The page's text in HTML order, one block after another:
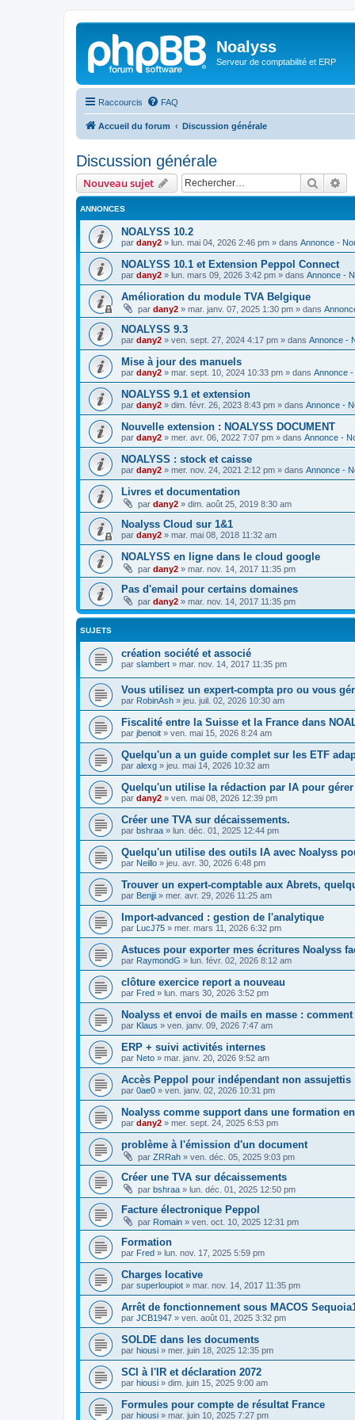
Noalyss
Serveur de comptabilité et ERP
Raccourcis FAQ
Accueil du forum Discussion générale
Discussion générale
Nouveau sujet
ANNONCES
NOALYSS 10.2
par dany2 » lun. mai 04, 2026 2:46 pm » dans Annonce -
NOALYSS 10.1 et Extension Peppol Connect
par dany2 » lun. mars 09, 2026 3:42 pm » dans Annonce -
Amélioration du module TVA Belgique
par dany2 » mar. janv. 07, 2025 1:30 pm » dans
NOALYSS 9.3
par dany2 » ven. sept. 27, 2024 4:17 pm » dans Annonce -
Mise à jour des manuels
par dany2 » mar. sept. 10, 2024 10:33 pm » dans Annonce
NOALYSS 9.1 et extension
par dany2 » dim. févr. 26, 2023 8:43 pm » dans Annonce -
Nouvelle extension : NOALYSS DOCUMENT
par dany2 » mer. avr. 06, 2022 7:07 pm » dans Annonce -
NOALYSS : stock et caisse
par dany2 » mer. nov. 24, 2021 2:12 pm » dans Annonce -
Livres et documentation
par dany2 » dim. août 25, 2019 8:30 am
Noalyss Cloud sur 1&1
par dany2 » mar. mai 08, 2018 11:32 am
NOALYSS en ligne dans le cloud google
par dany2 » mar. nov. 14, 2017 11:35 pm
Pas d'email pour certains domaines
par dany2 » mar. nov. 14, 2017 11:35 pm
SUJETS
création société et associé
par slambert » mar. nov. 14, 2017 11:35 pm
Vous utilisez un expert-compta pro ou vous
par RobinAsh » jeu. juil. 02, 2026 10:30 am
Fiscalité entre la Suisse et la France dans
par jbenoit » ven. mai 15, 2026 8:24 am
Quelqu'un a un guide complet sur les ETF
par alexg » jeu. mai 14, 2026 10:32 am
Quelqu'un utilise la rédaction par IA pour
par dany2 » ven. mai 08, 2026 12:39 pm
Créer une TVA sur décaissements.
par bshraa » lun. déc. 01, 2025 12:44 pm
Quelqu'un utilise des outils IA avec Noalyss
par Neillo » jeu. avr. 30, 2026 6:48 pm
Trouver un expert-comptable aux Abrets,
par Benjji » mer. avr. 29, 2026 11:25 am
Import-advanced : gestion de l'analytique
par LucJ75 » mer. mars 11, 2026 6:32 pm
Astuces pour exporter mes écritures Noalyss
par RaymondG » lun. févr. 02, 2026 8:12 am
clôture exercice report a nouveau
par Fred » lun. mars 30, 2026 3:52 pm
Noalyss et envoi de mails en masse :
par Klaus » ven. janv. 09, 2026 7:47 am
ERP + suivi activités internes
par Neto » mar. janv. 20, 2026 9:52 am
Accès Peppol pour indépendant non assujettis
par 0ae0 » ven. janv. 02, 2026 10:31 pm
Noalyss comme support dans une formation
par dany2 » mer. sept. 24, 2025 6:53 pm
problème à l'émission d'un document
par ZRRah » ven. déc. 05, 2025 9:03 pm
Créer une TVA sur décaissements
par bshraa » lun. déc. 01, 2025 12:50 pm
Facture électronique Peppol
par Romain » ven. oct. 10, 2025 12:31 pm
Formation
par Fred » lun. nov. 17, 2025 5:59 pm
Charges locative
par superloupiot » mar. nov. 14, 2017 11:35 pm
Arrêt de fonctionnement sous MACOS
par JCB1947 » ven. août 01, 2025 3:32 pm
SOLDE dans les documents
par hiousi » mer. juin 18, 2025 12:35 pm
SCI à l'IR et déclaration 2072
par hiousi » dim. juin 15, 2025 9:00 am
Formules pour compte de résultat France
par hiousi » mar. juin 10, 2025 7:27 pm